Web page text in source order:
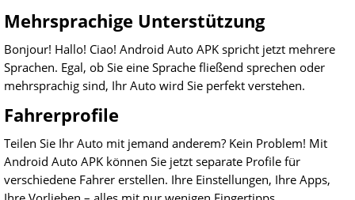
Mehrsprachige Unterstützung
Bonjour! Hallo! Ciao! Android Auto APK spricht jetzt mehrere
Sprachen. Egal, ob Sie eine Sprache fließend sprechen oder
mehrsprachig sind, Ihr Auto wird Sie perfekt verstehen.
Fahrerprofile
Teilen Sie Ihr Auto mit jemand anderem? Kein Problem! Mit
Android Auto APK können Sie jetzt separate Profile für
verschiedene Fahrer erstellen. Ihre Einstellungen, Ihre Apps,